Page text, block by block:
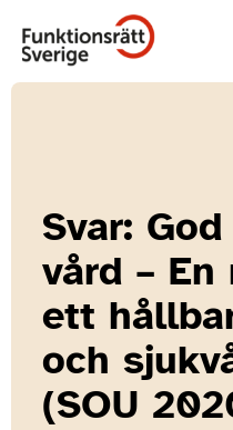
Svar:
vård –
ett
och
(SOU